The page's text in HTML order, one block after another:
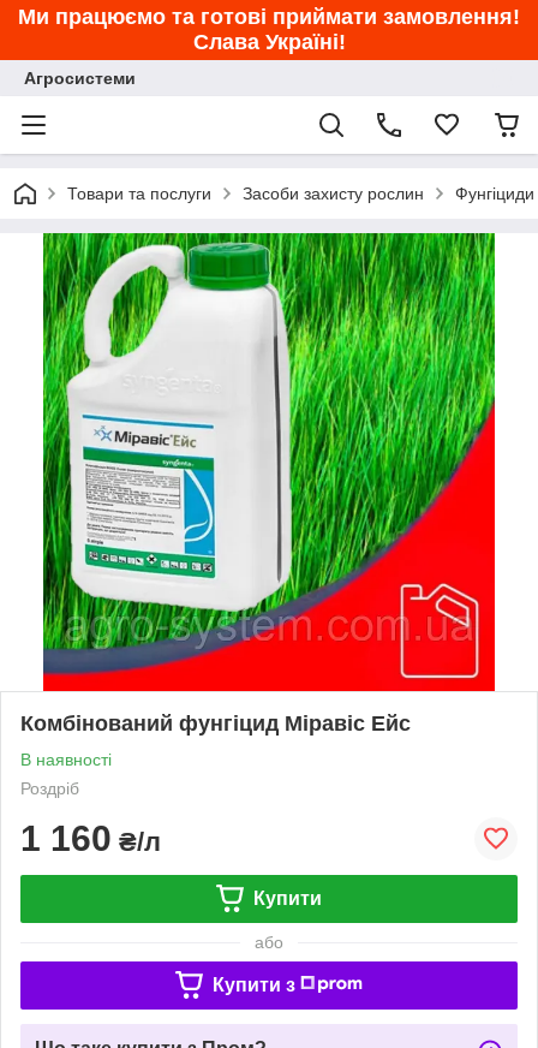
Ми працюємо та готові приймати замовлення!
Слава Україні!
Агросистеми
Товари та послуги Засоби захисту рослин Фунгіциди
Комбінований фунгіцид Міравіс Ейс
В наявності
Роздріб
1 160 ₴/л
Купити
або
Купити з